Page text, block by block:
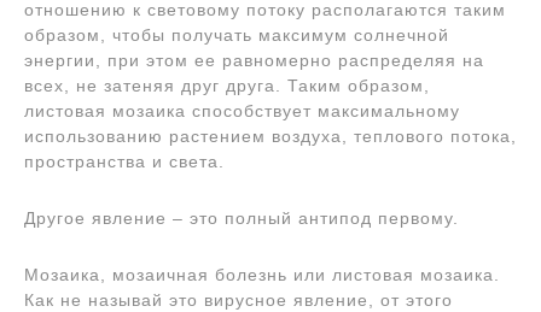
отношению к световому потоку располагаются таким
образом, чтобы получать максимум солнечной
энергии, при этом ее равномерно распределяя на
всех, не затеняя друг друга. Таким образом,
листовая мозаика способствует максимальному
использованию растением воздуха, теплового потока,
пространства и света.
Другое явление – это полный антипод первому.
Мозаика, мозаичная болезнь или листовая мозаика.
Как не называй это вирусное явление, от этого